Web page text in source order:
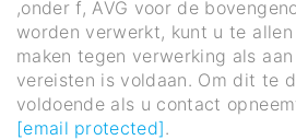
,onder f, AVG voor de
worden verwerkt, kunt u te
maken tegen verwerking als
vereisten is voldaan. Om dit te
voldoende als u contact
[email protected].